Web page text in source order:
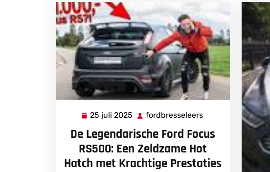
25 juli 2025 25
juli
2025
fordbresseleers fordbresseleers
De Legendarische Ford Focus
RS500: Een Zeldzame Hot
Hatch met Krachtige Prestaties